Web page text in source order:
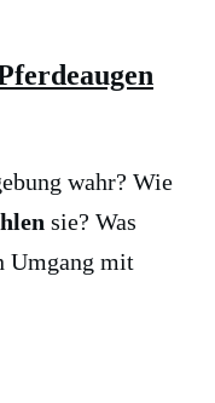
wahr? Wie
sie? Was
Umgang mit